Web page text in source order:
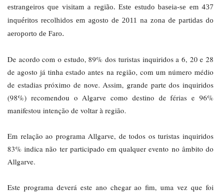
estrangeiros que visitam a região. Este estudo baseia-se em 437
inquéritos recolhidos em agosto de 2011 na zona de partidas do
aeroporto de Faro.
De acordo com o estudo, 89% dos turistas inquiridos a 6, 20 e 28
de agosto já tinha estado antes na região, com um número médio
de estadias próximo de nove. Assim, grande parte dos inquiridos
(98%) recomendou o Algarve como destino de férias e 96%
manifestou intenção de voltar à região.
Em relação ao programa Allgarve, de todos os turistas inquiridos
83% indica não ter participado em qualquer evento no âmbito do
Allgarve.
Este programa deverá este ano chegar ao fim, uma vez que foi